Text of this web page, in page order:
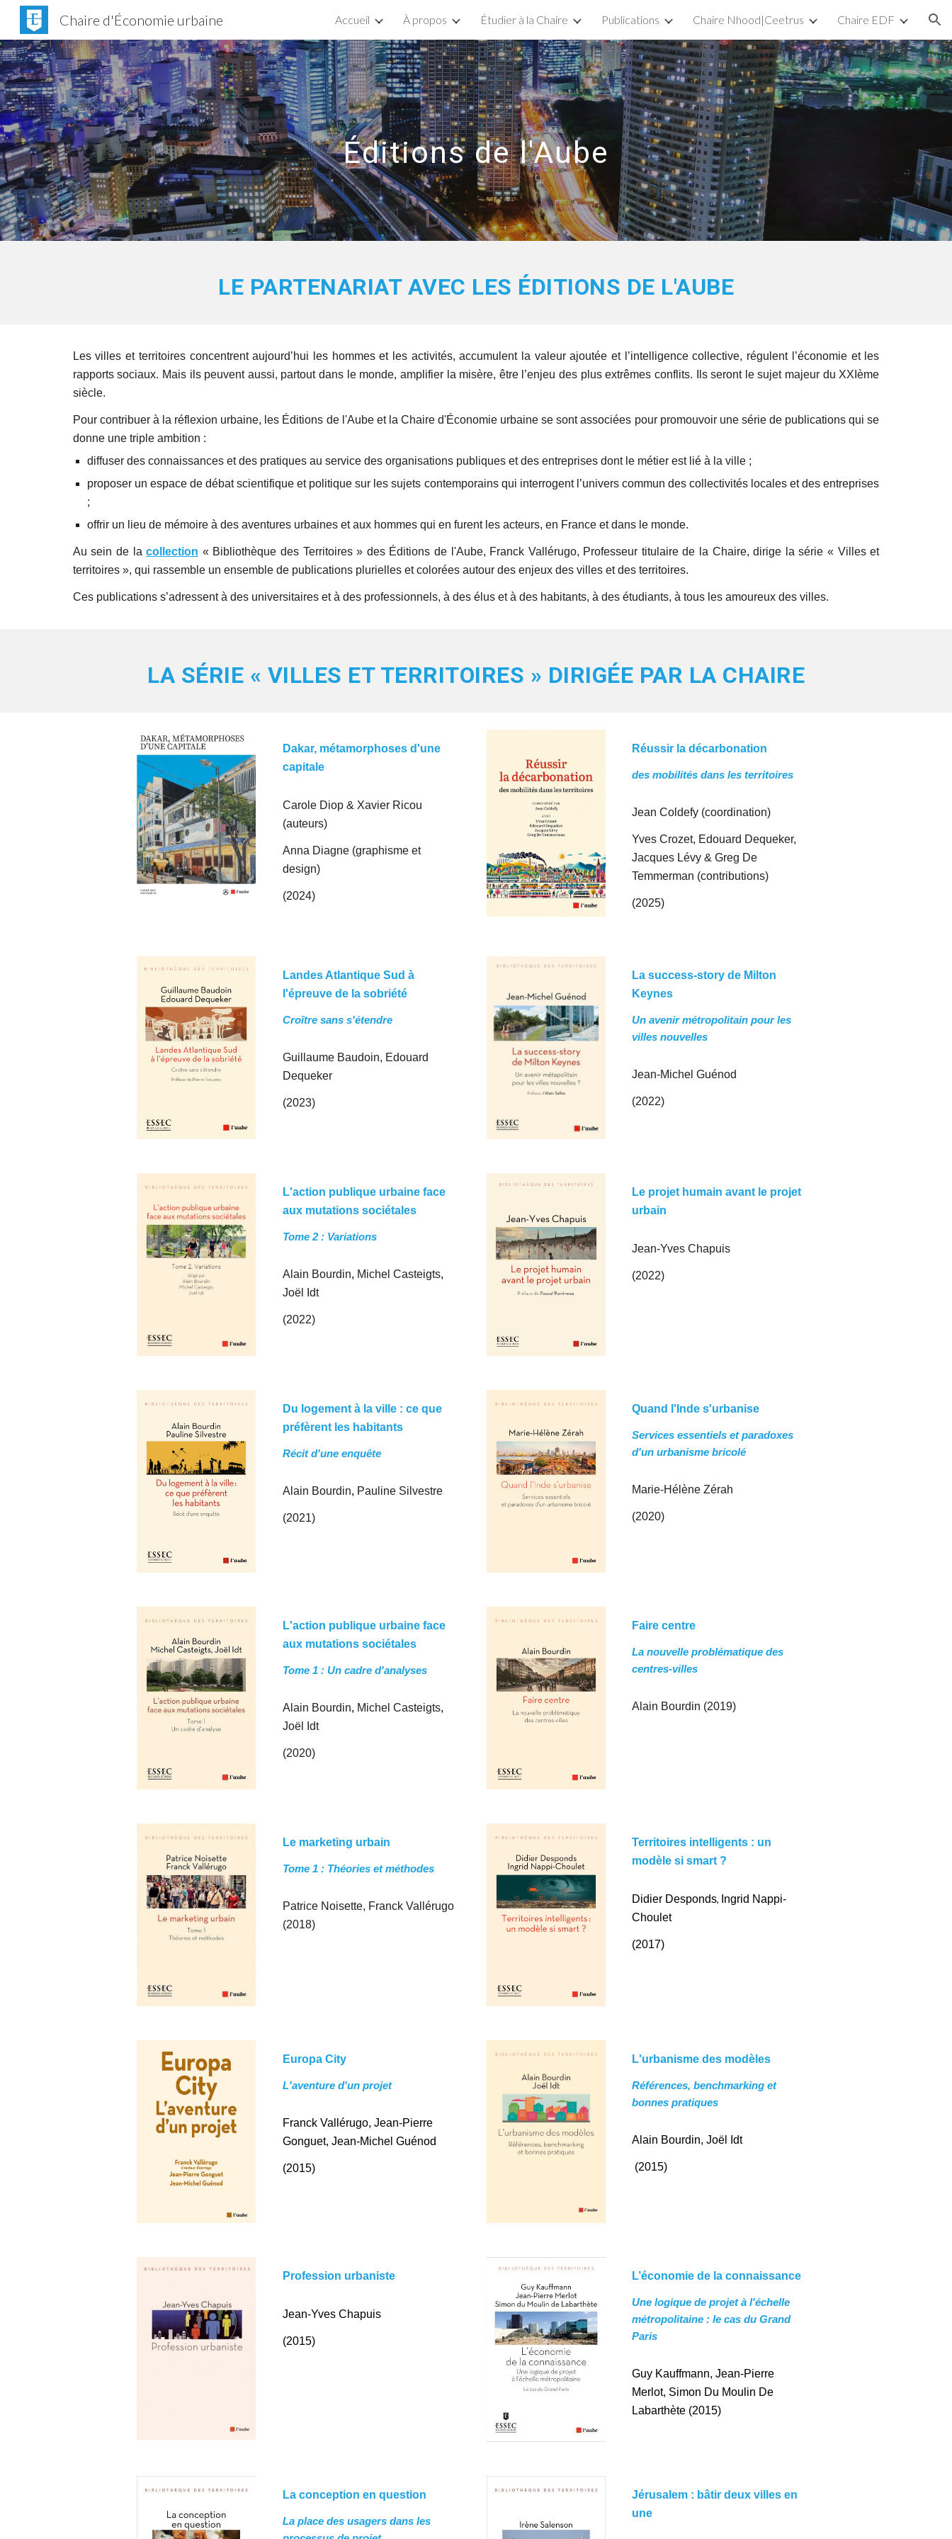
Skip to main content Skip to navigation
Chaire d'Économie urbaine Accueil À propos Étudier à la Chaire Publications Chaire Nhood|Ceetrus Chaire EDF
Éditions de l'Aube
LE PARTENARIAT AVEC LES ÉDITIONS DE L'AUBE
Les villes et territoires concentrent aujourd’hui les hommes et les activités, accumulent la valeur ajoutée et l’intelligence collective, régulent l’économie et les
rapports sociaux. Mais ils peuvent aussi, partout dans le monde, amplifier la misère, être l’enjeu des plus extrêmes conflits. Ils seront le sujet majeur du XXIème
siècle.
Pour contribuer à la réflexion urbaine, les Éditions de l'Aube et la Chaire d'Économie urbaine se sont associées pour promouvoir une série de publications qui se
donne une triple ambition :
diffuser des connaissances et des pratiques au service des organisations ­publiques et des entreprises dont le métier est lié à la ville ;
proposer un espace de débat scientifique et politique sur les sujets contemporains qui interrogent l’univers commun des collectivités locales et des ­entreprises
;
offrir un lieu de mémoire à des aventures urbaines et aux hommes qui en furent les acteurs, en France et dans le monde.
Au sein de lacollection « Bibliothèque des Territoires » des Éditions de l'Aube, Franck Vallérugo, Professeur titulaire de la Chaire, dirige la série « Villes et
territoires », qui rassemble un ensemble de publications plurielles et colorées autour des enjeux des villes et des territoires.
Ces publications s’adressent à des universitaires et à des professionnels, à des élus et à des habitants, à des étudiants, à tous les amoureux des villes.
LA SÉRIE « VILLES ET TERRITOIRES » DIRIGÉE PAR LA CHAIRE
Dakar, métamorphoses d'une
capitale
Carole Diop & Xavier Ricou
(auteurs)
Anna Diagne (graphisme et
design)
(2024)
Réussir la décarbonation
des mobilités dans les territoires
Jean Coldefy (coordination)
Yves Crozet, Edouard Dequeker,
Jacques Lévy & Greg De
Temmerman (contributions)
(2025)
Landes Atlantique Sud à
l'épreuve de la sobriété
Croître sans s'étendre
Guillaume Baudoin, Edouard
Dequeker
(2023)
La success-story de Milton
Keynes
Un avenir métropolitain pour les
villes nouvelles
Jean-Michel Guénod
(2022)
L'action publique urbaine face
aux mutations sociétales
Tome 2 : Variations
Alain Bourdin, Michel Casteigts,
Joël Idt
(2022)
Le projet humain avant le projet
urbain
Jean-Yves Chapuis
(2022)
Du logement à la ville : ce que
préfèrent les habitants
Récit d'une enquête
Alain Bourdin, Pauline Silvestre
(2021)
Quand l'Inde s'urbanise
Services essentiels et paradoxes
d'un urbanisme bricolé
Marie-Hélène Zérah
(2020)
L'action publique urbaine face
aux mutations sociétales
Tome 1 : Un cadre d'analyses
Alain Bourdin, Michel Casteigts,
Joël Idt
(2020)
Faire centre
La nouvelle problématique des
centres-villes
Alain Bourdin (2019)
Le marketing urbain
Tome 1: Théories et méthodes
Patrice Noisette, Franck Vallérugo
(2018)
Territoires intelligents : un
modèle si smart ?
Didier Desponds, Ingrid Nappi-
Choulet
(2017)
Europa City
L'aventure d'un projet
Franck Vallérugo, Jean-Pierre
Gonguet, Jean-Michel Guénod
(2015)
L'urbanisme des modèles
Références, benchmarking et
bonnes pratiques
Alain Bourdin, Joël Idt
(2015)
Profession urbaniste
Jean-Yves Chapuis
(2015)
L’économie de la connaissance
Une logique de projet à l'échelle
métropolitaine : le cas du Grand
Paris
Guy Kauffmann, Jean-Pierre
Merlot, Simon Du Moulin De
Labarthète (2015)
La conception en question
La place des usagers dans les
Jérusalem : bâtir deux villes en
une